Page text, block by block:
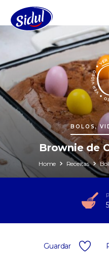
BOLOS,
Brownie de
Home Receitas
Guardar